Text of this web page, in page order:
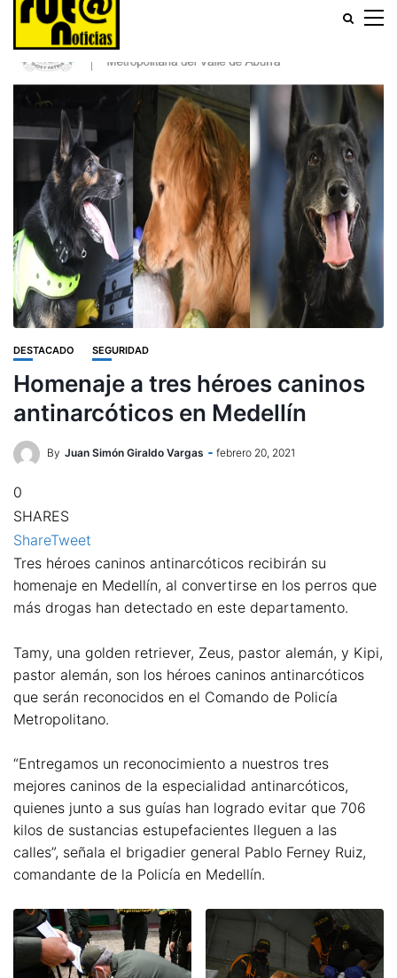
DESTACADO SEGURIDAD
Homenaje a tres héroes caninos
antinarcóticos en Medellín
By Juan Simón Giraldo Vargas febrero 20, 2021
0
SHARES
ShareTweet
Tres héroes caninos antinarcóticos recibirán su
homenaje en Medellín, al convertirse en los perros que
más drogas han detectado en este departamento.
Tamy, una golden retriever, Zeus, pastor alemán, y Kipi,
pastor alemán, son los héroes caninos antinarcóticos
que serán reconocidos en el Comando de Policía
Metropolitano.
“Entregamos un reconocimiento a nuestros tres
mejores caninos de la especialidad antinarcóticos,
quienes junto a sus guías han logrado evitar que 706
kilos de sustancias estupefacientes lleguen a las
calles”, señala el brigadier general Pablo Ferney Ruiz,
comandante de la Policía en Medellín.